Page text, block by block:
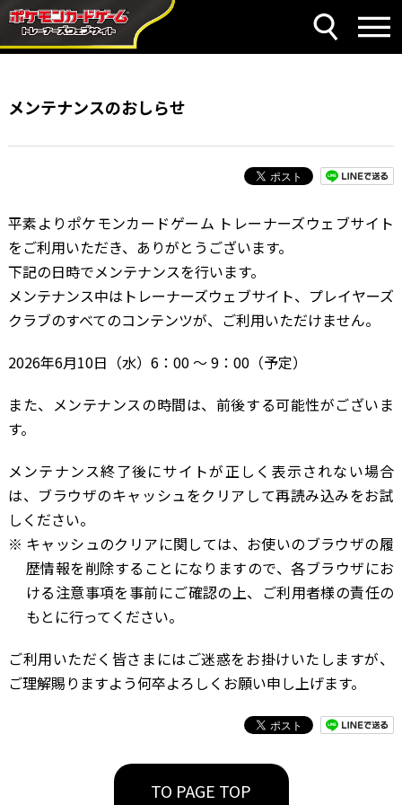
メンテナンスのおしらせ
平素よりポケモンカードゲーム トレーナーズウェブサイト
をご利用いただき、ありがとうございます。
下記の日時でメンテナンスを行います。
メンテナンス中はトレーナーズウェブサイト、プレイヤーズ
クラブのすべてのコンテンツが、ご利用いただけません。
2026年6月10日（水）6：00 ～ 9：00（予定）
また、メンテナンスの時間は、前後する可能性がございま
す。
メンテナンス終了後にサイトが正しく表示されない場合
は、ブラウザのキャッシュをクリアして再読み込みをお試
しください。
キャッシュのクリアに関しては、お使いのブラウザの履
歴情報を削除することになりますので、各ブラウザにお
ける注意事項を事前にご確認の上、ご利用者様の責任の
もとに行ってください。
ご利用いただく皆さまにはご迷惑をお掛けいたしますが、
ご理解賜りますよう何卒よろしくお願い申し上げます。
TO PAGE TOP